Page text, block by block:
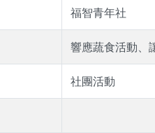
福智青年社
響應蔬食活動、
社團活動